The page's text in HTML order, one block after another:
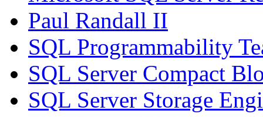
Paul Randall II
SQL Programmability
SQL Server Compact
SQL Server Storage